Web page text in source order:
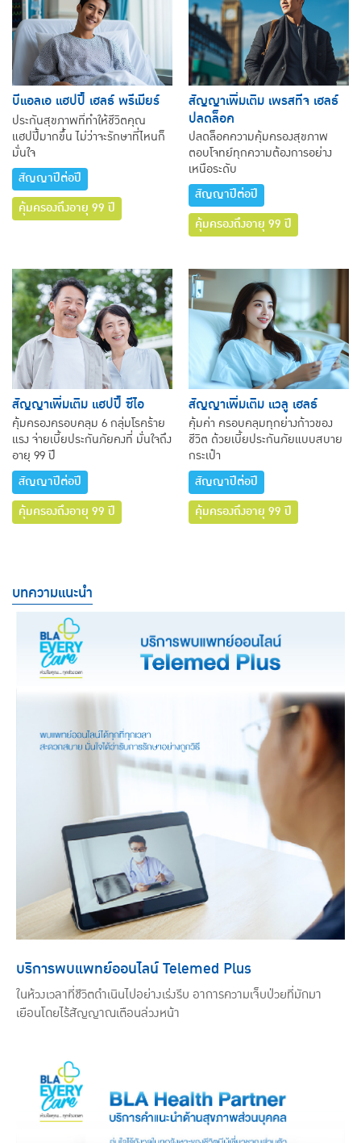
บีแอลเอ แฮปปี้ เฮลธ์ พรีเมียร์
ประกันสุขภาพที่ทำให้ชีวิตคุณ
แฮปปี้มากขึ้น ไม่ว่าจะรักษาที่ไหนก็
มั่นใจ
สัญญาปีต่อปี
คุ้มครองถึงอายุ 99 ปี
สัญญาเพิ่มเติม เพรสทีจ เฮลธ์
ปลดล็อค
ปลดล็อคความคุ้มครองสุขภาพ
ตอบโจทย์ทุกความต้องการอย่าง
เหนือระดับ
สัญญาปีต่อปี
คุ้มครองถึงอายุ 99 ปี
สัญญาเพิ่มเติม แฮปปี้ ซีไอ
คุ้มครองครอบคลุม 6 กลุ่มโรคร้าย
แรง จ่ายเบี้ยประกันภัยคงที่ มั่นใจถึง
อายุ 99 ปี
สัญญาปีต่อปี
คุ้มครองถึงอายุ 99 ปี
สัญญาเพิ่มเติม แวลู เฮลธ์
คุ้มค่า ครอบคลุมทุกย่างก้าวของ
ชีวิต ด้วยเบี้ยประกันภัยแบบสบาย
กระเป๋า
สัญญาปีต่อปี
คุ้มครองถึงอายุ 99 ปี
บทความแนะนำ
บริการพบแพทย์ออนไลน์ Telemed Plus
ในห้วงเวลาที่ชีวิตดำเนินไปอย่างเร่งรีบ อาการความเจ็บป่วยที่มักมา
เยือนโดยไร้สัญญาณเตือนล่วงหน้า